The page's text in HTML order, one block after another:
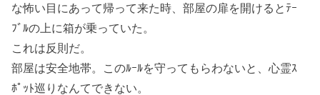
な怖い目にあって帰って来た時、部屋の扉を開けるとﾃｰ
ﾌﾞﾙの上に箱が乗っていた。
これは反則だ。
部屋は安全地帯。このﾙｰﾙを守ってもらわないと、心霊ｽ
ﾎﾟｯﾄ巡りなんてできない。